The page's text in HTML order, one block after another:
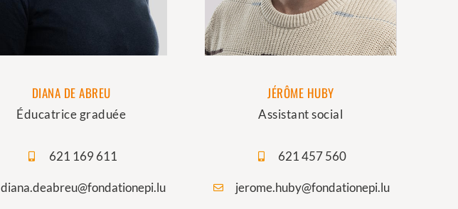
DIANA DE ABREU
Éducatrice graduée
621 169 611
diana.deabreu@fondationepi.lu
JÉRÔME HUBY
Assistant social
621 457 560
jerome.huby@fondationepi.lu